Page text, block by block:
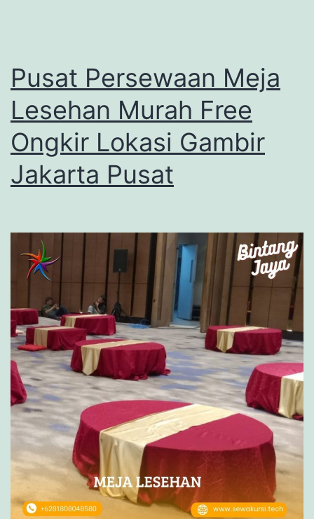
Pusat Persewaan Meja
Lesehan Murah Free
Ongkir Lokasi Gambir
Jakarta Pusat